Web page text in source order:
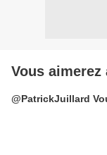
Vous aimerez
@PatrickJuillard